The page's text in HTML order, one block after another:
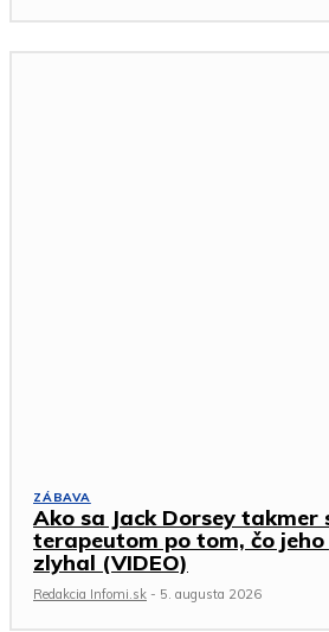
ZÁBAVA
Ako sa Jack Dorsey
terapeutom po tom, čo
zlyhal (VIDEO)
Redakcia Infomi.sk - 5. augusta 2026